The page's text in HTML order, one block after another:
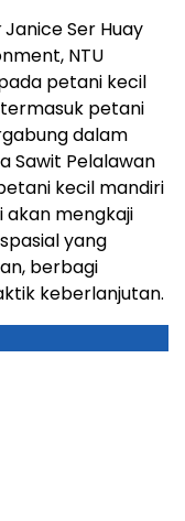
Janice Ser Huay
NTU
petani kecil
termasuk petani
dalam
Sawit Pelalawan
kecil mandiri
akan mengkaji
yang
berbagi
keberlanjutan.